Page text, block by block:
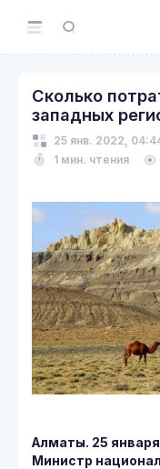
Сколько
западных
25 янв. 2022,
1 мин. чтения
Алматы. 25
Министр